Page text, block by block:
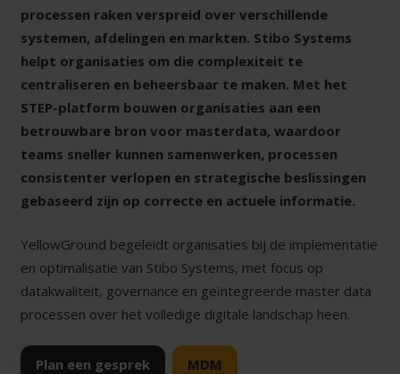
processen raken verspreid over verschillende
systemen, afdelingen en markten. Stibo Systems
helpt organisaties om die complexiteit te
centraliseren en beheersbaar te maken. Met het
STEP-platform bouwen organisaties aan een
betrouwbare bron voor masterdata, waardoor
teams sneller kunnen samenwerken, processen
consistenter verlopen en strategische beslissingen
gebaseerd zijn op correcte en actuele informatie.
YellowGround begeleidt organisaties bij de implementatie
en optimalisatie van Stibo Systems, met focus op
datakwaliteit, governance en geïntegreerde master data
processen over het volledige digitale landschap heen.
Plan een gesprek MDM